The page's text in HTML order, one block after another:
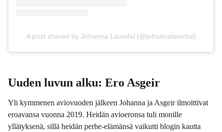
A post shared by Johanna Lauvdal (@johannalauvdal)
Uuden luvun alku: Ero Asgeir
Yli kymmenen aviovuoden jälkeen Johanna ja Asgeir ilmoittivat
eroavansa vuonna 2019. Heidän avioeronsa tuli monille
yllätyksenä, sillä heidän perhe-elämänsä vaikutti blogin kautta